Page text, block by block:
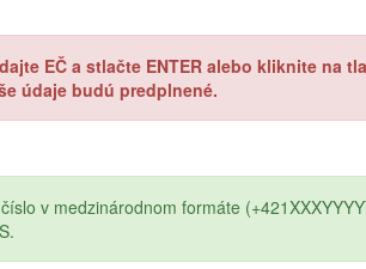
EČ a stlačte ENTER alebo kliknite na
údaje budú predplnené.
v medzinárodnom formáte